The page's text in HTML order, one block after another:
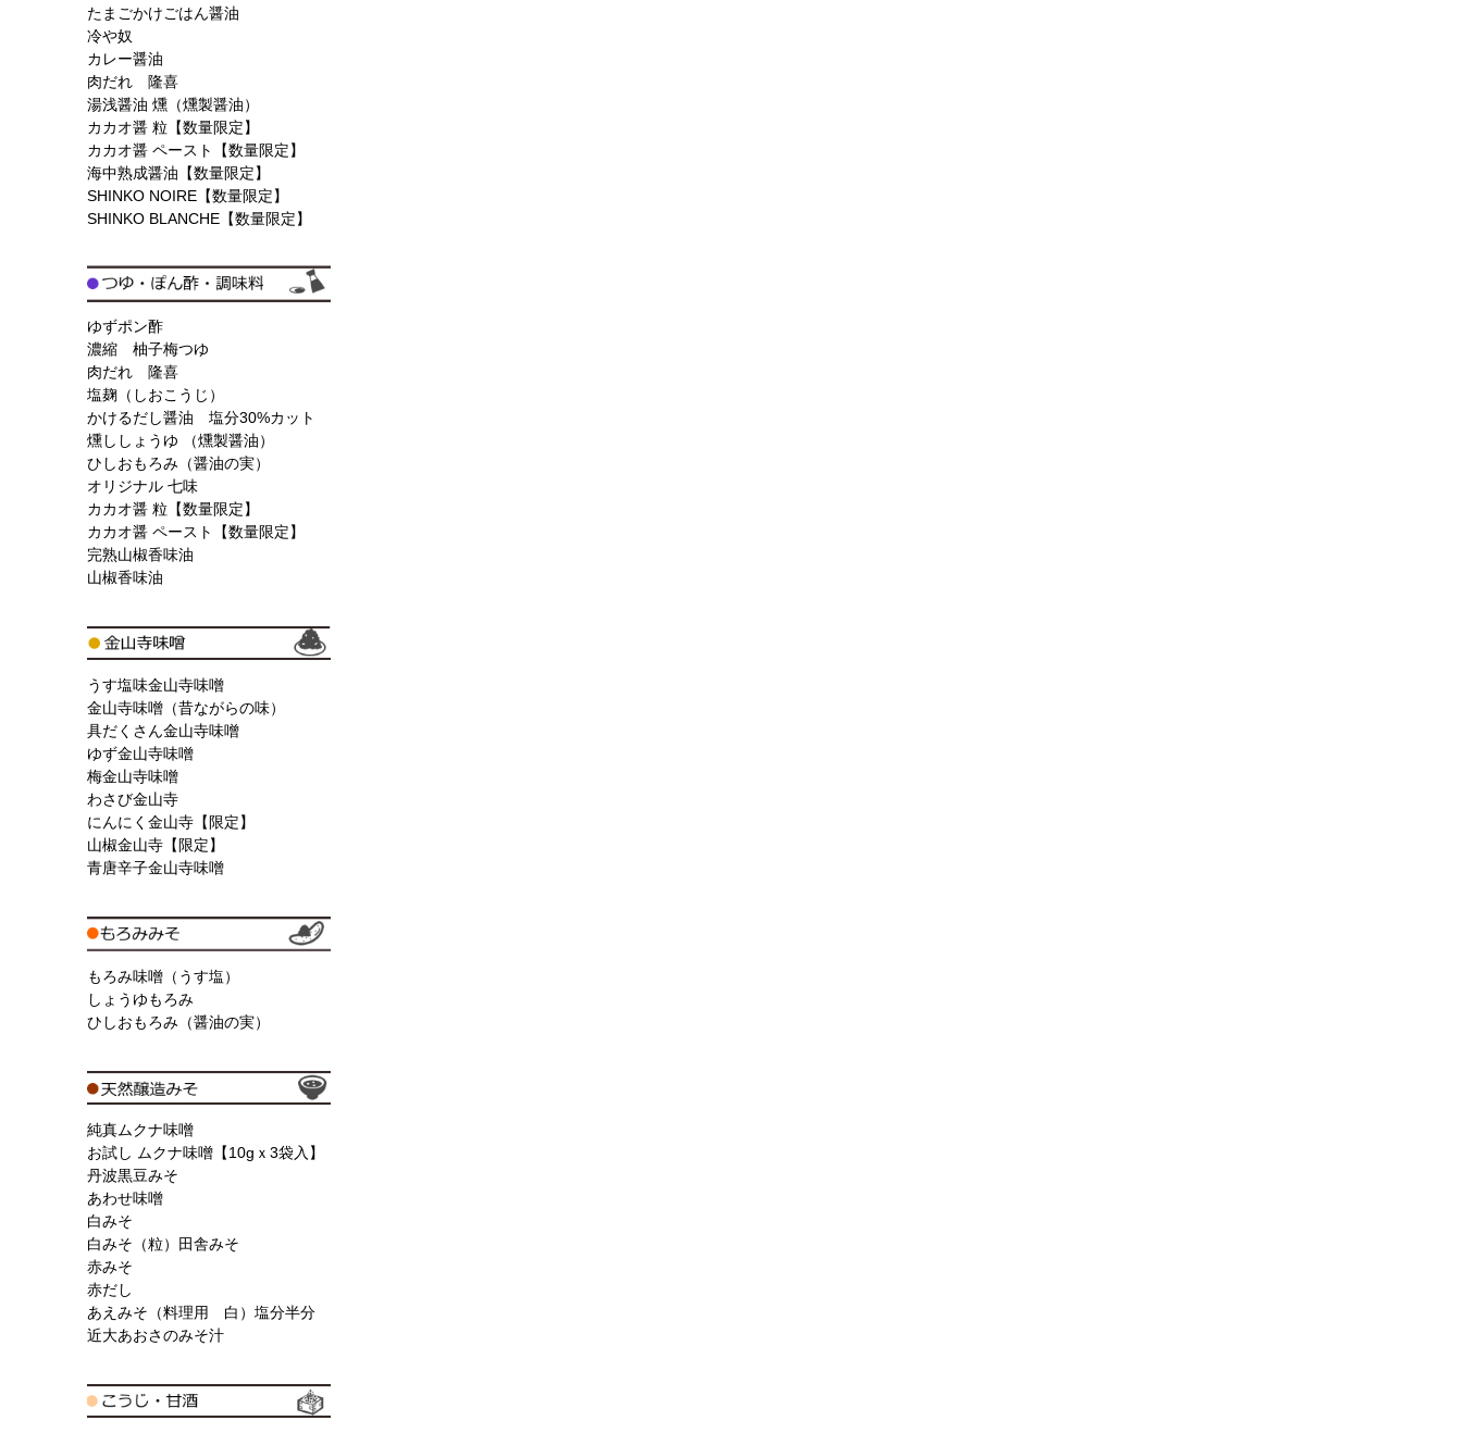
たまごかけごはん醤油
冷や奴
カレー醤油
肉だれ 隆喜
湯浅醤油 燻（燻製醤油）
カカオ醤 粒【数量限定】
カカオ醤 ペースト【数量限定】
海中熟成醤油【数量限定】
SHINKO NOIRE【数量限定】
SHINKO BLANCHE【数量限定】
ゆずポン酢
濃縮 柚子梅つゆ
肉だれ 隆喜
塩麹（しおこうじ）
かけるだし醤油 塩分30%カット
燻ししょうゆ （燻製醤油）
ひしおもろみ（醤油の実）
オリジナル 七味
カカオ醤 粒【数量限定】
カカオ醤 ペースト【数量限定】
完熟山椒香味油
山椒香味油
うす塩味金山寺味噌
金山寺味噌（昔ながらの味）
具だくさん金山寺味噌
ゆず金山寺味噌
梅金山寺味噌
わさび金山寺
にんにく金山寺【限定】
山椒金山寺【限定】
青唐辛子金山寺味噌
もろみ味噌（うす塩）
しょうゆもろみ
ひしおもろみ（醤油の実）
純真ムクナ味噌
お試し ムクナ味噌【10gｘ3袋入】
丹波黒豆みそ
あわせ味噌
白みそ
白みそ（粒）田舎みそ
赤みそ
赤だし
あえみそ（料理用 白）塩分半分
近大あおさのみそ汁